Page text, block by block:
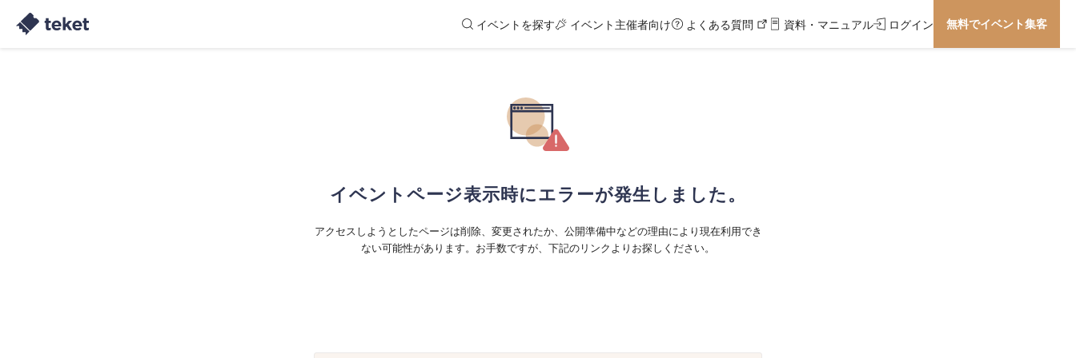
イベントを探す イベント主催者向け よくある質問 資料・マニュアル ログイン 無料でイベント集客
イベントページ表示時にエラーが発生しました。
アクセスしようとしたページは削除、変更されたか、公開準備中などの理由により現在利用でき
ない可能性があります。お手数ですが、下記のリンクよりお探しください。